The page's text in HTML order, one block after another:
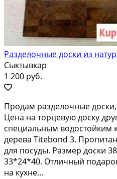
Разделочные доски из
Сыктывкар
1 200 руб.
Продам разделочные
Цена на торцевую доску
специальным водостойким
дерева Titebond 3.
для посуды. Размер доски
33*24*40. Отличный
на кухне...